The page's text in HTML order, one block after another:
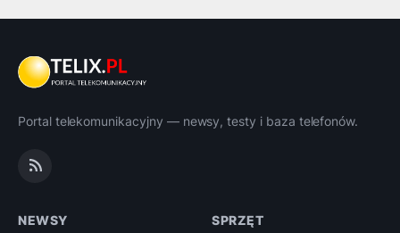
Portal telekomunikacyjny — newsy, testy i baza telefonów.
NEWSY SPRZĘT